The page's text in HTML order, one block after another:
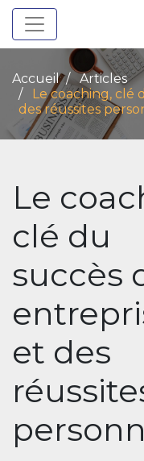
Toggle
Accueil
Articles
Le coaching, clé
des réussites
Le
clé du
succès
et des